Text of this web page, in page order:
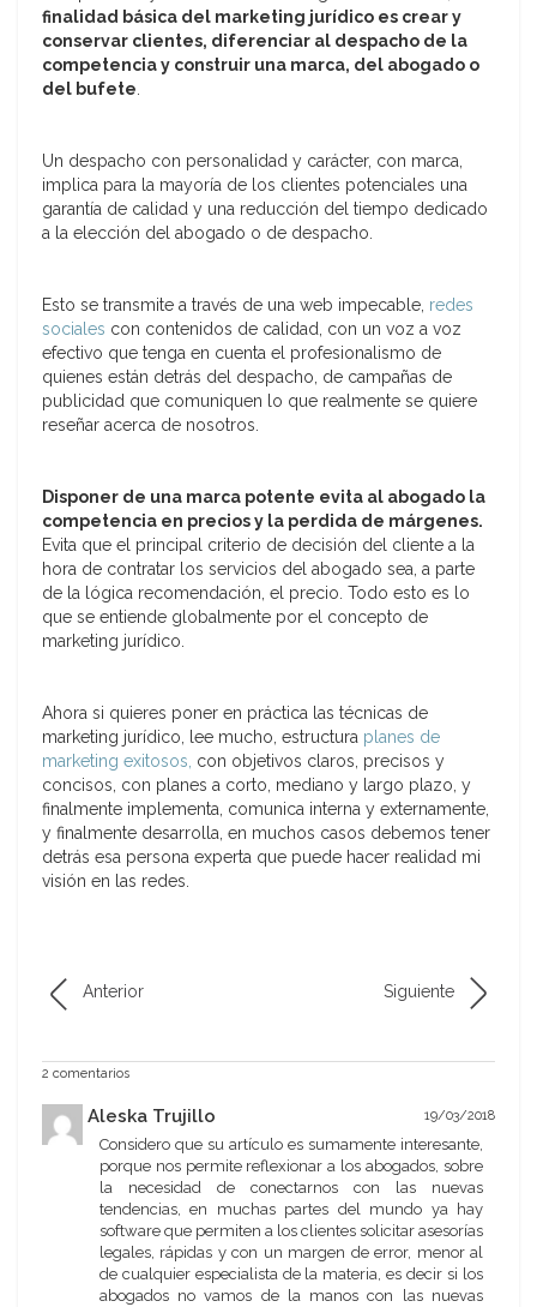
finalidad básica del marketing jurídico es crear y
conservar clientes, diferenciar al despacho de la
competencia y construir una marca, del abogado o
del bufete.
Un despacho con personalidad y carácter, con marca,
implica para la mayoría de los clientes potenciales una
garantía de calidad y una reducción del tiempo dedicado
a la elección del abogado o de despacho.
Esto se transmite a través de una web impecable, redes
sociales con contenidos de calidad, con un voz a voz
efectivo que tenga en cuenta el profesionalismo de
quienes están detrás del despacho, de campañas de
publicidad que comuniquen lo que realmente se quiere
reseñar acerca de nosotros.
Disponer de una marca potente evita al abogado la
competencia en precios y la perdida de márgenes.
Evita que el principal criterio de decisión del cliente a la
hora de contratar los servicios del abogado sea, a parte
de la lógica recomendación, el precio. Todo esto es lo
que se entiende globalmente por el concepto de
marketing jurídico.
Ahora si quieres poner en práctica las técnicas de
marketing jurídico, lee mucho, estructura planes de
marketing exitosos, con objetivos claros, precisos y
concisos, con planes a corto, mediano y largo plazo, y
finalmente implementa, comunica interna y externamente,
y finalmente desarrolla, en muchos casos debemos tener
detrás esa persona experta que puede hacer realidad mi
visión en las redes.
Anterior Siguiente
2 comentarios
Aleska Trujillo 19/03/2018
Considero que su artículo es sumamente interesante,
porque nos permite reflexionar a los abogados, sobre
la necesidad de conectarnos con las nuevas
tendencias, en muchas partes del mundo ya hay
software que permiten a los clientes solicitar asesorías
legales, rápidas y con un margen de error, menor al
de cualquier especialista de la materia, es decir si los
abogados no vamos de la manos con las nuevas